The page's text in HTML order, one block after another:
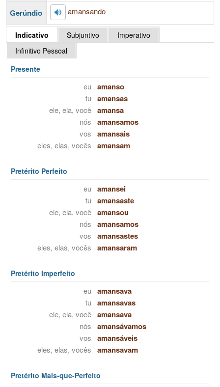
Gerúndio amansando
Indicativo Subjuntivo
Imperativo
Infinitivo Pessoal
Presente
eu amanso
tu amansas
ele, ela, você amansa
nós amansamos
vos amansais
eles, elas, vocês amansam
Pretérito Perfeito
eu amansei
tu amansaste
ele, ela, você amansou
nós amansamos
vos amansastes
eles, elas, vocês amansaram
Pretérito Imperfeito
eu amansava
tu amansavas
ele, ela, você amansava
nós amansávamos
vos amansáveis
eles, elas, vocês amansavam
Pretérito Mais-que-Perfeito